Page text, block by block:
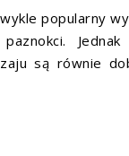
popularny
Jednak
są równie